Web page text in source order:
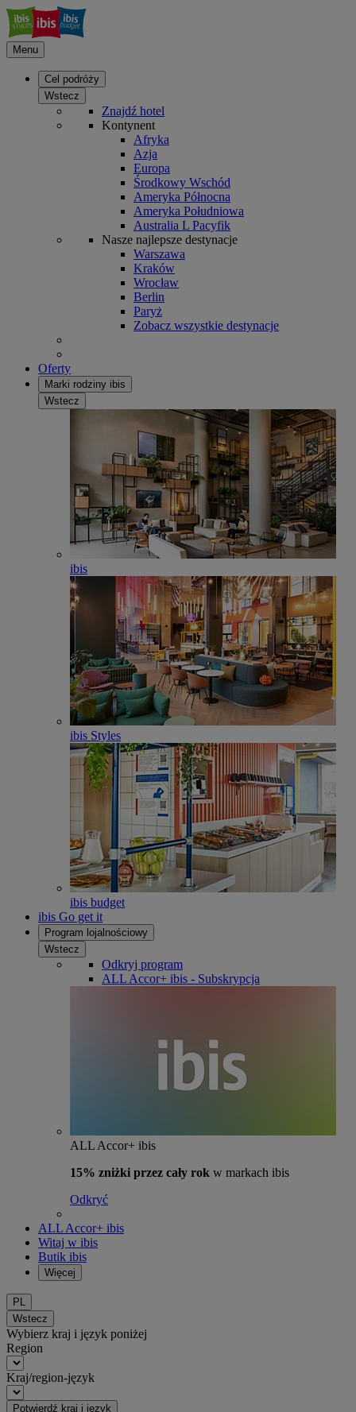
Menu
Cel podróży
Wstecz
Znajdź hotel
Kontynent
Afryka
Azja
Europa
Środkowy Wschód
Ameryka Północna
Ameryka Południowa
Australia L Pacyfik
Nasze najlepsze destynacje
Warszawa
Kraków
Wrocław
Berlin
Paryż
Zobacz wszystkie destynacje
Oferty
Marki rodziny ibis
Wstecz
ibis
ibis Styles
ibis budget
ibis Go get it
Program lojalnościowy
Wstecz
Odkryj program
ALL Accor+ ibis - Subskrypcja
ALL Accor+ ibis
15% zniżki przez cały rok w markach ibis
Odkryć
ALL Accor+ ibis
Witaj w ibis
Butik ibis
Więcej
PL
Wstecz
Wybierz kraj i język poniżej
Region
Kraj/region-język
Potwierdź kraj i język